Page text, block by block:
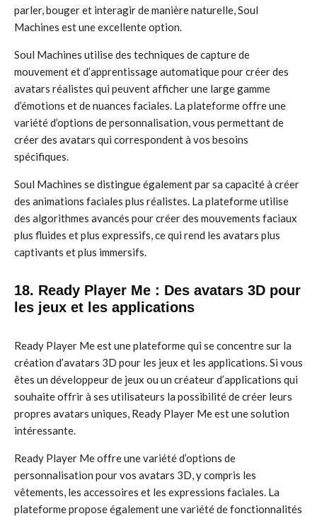
parler, bouger et interagir de manière naturelle, Soul
Machines est une excellente option.
Soul Machines utilise des techniques de capture de
mouvement et d’apprentissage automatique pour créer des
avatars réalistes qui peuvent afficher une large gamme
d’émotions et de nuances faciales. La plateforme offre une
variété d’options de personnalisation, vous permettant de
créer des avatars qui correspondent à vos besoins
spécifiques.
Soul Machines se distingue également par sa capacité à créer
des animations faciales plus réalistes. La plateforme utilise
des algorithmes avancés pour créer des mouvements faciaux
plus fluides et plus expressifs, ce qui rend les avatars plus
captivants et plus immersifs.
18. Ready Player Me : Des avatars 3D pour
les jeux et les applications
Ready Player Me est une plateforme qui se concentre sur la
création d’avatars 3D pour les jeux et les applications. Si vous
êtes un développeur de jeux ou un créateur d’applications qui
souhaite offrir à ses utilisateurs la possibilité de créer leurs
propres avatars uniques, Ready Player Me est une solution
intéressante.
Ready Player Me offre une variété d’options de
personnalisation pour vos avatars 3D, y compris les
vêtements, les accessoires et les expressions faciales. La
plateforme propose également une variété de fonctionnalités